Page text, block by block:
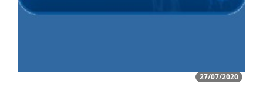
27/07/2020